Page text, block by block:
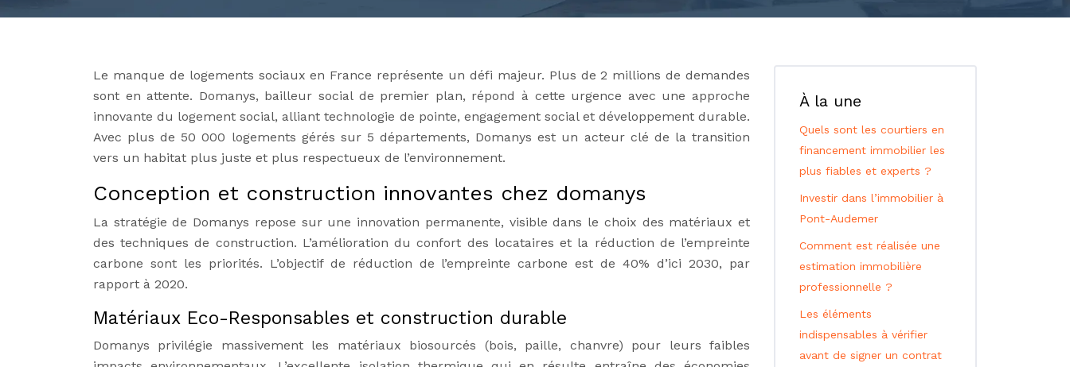
Le manque de logements sociaux en France représente un défi majeur. Plus de 2 millions de demandes
sont en attente. Domanys, bailleur social de premier plan, répond à cette urgence avec une approche
innovante du logement social, alliant technologie de pointe, engagement social et développement durable.
Avec plus de 50 000 logements gérés sur 5 départements, Domanys est un acteur clé de la transition
vers un habitat plus juste et plus respectueux de l’environnement.
Conception et construction innovantes chez domanys
La stratégie de Domanys repose sur une innovation permanente, visible dans le choix des matériaux et
des techniques de construction. L’amélioration du confort des locataires et la réduction de l’empreinte
carbone sont les priorités. L’objectif de réduction de l’empreinte carbone est de 40% d’ici 2030, par
rapport à 2020.
Matériaux Eco-Responsables et construction durable
Domanys privilégie massivement les matériaux biosourcés (bois, paille, chanvre) pour leurs faibles
À la une
Quels sont les courtiers en
financement immobilier les
plus fiables et experts ?
Investir dans l’immobilier à
Pont-Audemer
Comment est réalisée une
estimation immobilière
professionnelle ?
Les éléments
indispensables à vérifier
avant de signer un contrat